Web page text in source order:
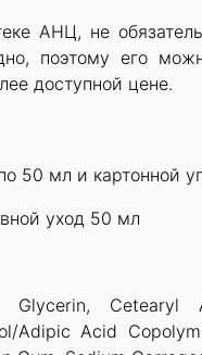
АНЦ, не
поэтому его
доступной цене.
50 мл и картонной
уход 50 мл
Glycerin, Cetearyl
Adipic Acid